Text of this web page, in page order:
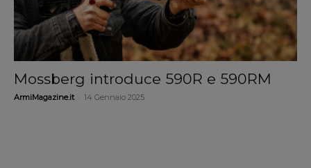
Mossberg introduce 590R e 590RM
ArmiMagazine.it 14 Gennaio 2025